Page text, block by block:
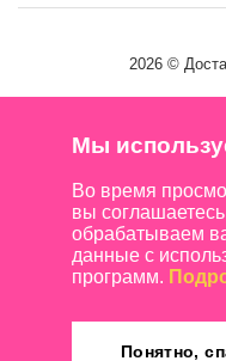
2026 ©
Мы
Во время
вы
обрабатываем
данные с
программ.
Понятно,